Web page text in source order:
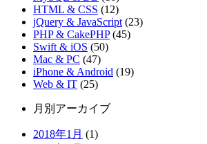
HTML & CSS (12)
jQuery & JavaScript (23)
PHP & CakePHP(45)
Swift & iOS (50)
Mac & PC (47)
iPhone & Android (19)
Web & IT (25)
月別アーカイブ
2018年1月 (1)